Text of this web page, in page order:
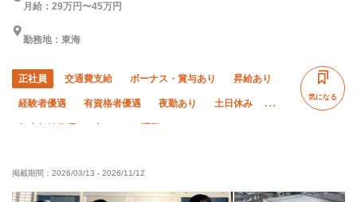
月給：29万円〜45万円
勤務地：東海
正社員 交通費支給 ボーナス・賞与あり 昇給あり
経験者優遇 有資格者優遇 夜勤あり 土日休み
気になる
掲載期間： 2026/03/13 - 2026/11/12